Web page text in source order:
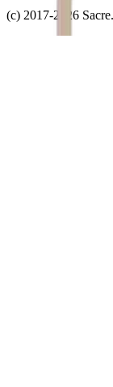
(c) 2017-2026